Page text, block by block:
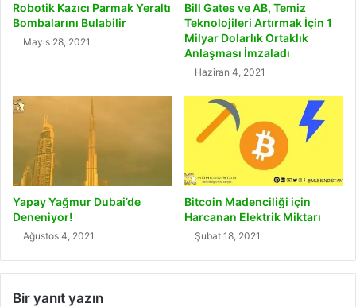
Robotik Kazıcı Parmak Yeraltı
Bombalarını Bulabilir
Mayıs 28, 2021
Bill Gates ve AB, Temiz
Teknolojileri Artırmak İçin 1
Milyar Dolarlık Ortaklık
Anlaşması İmzaladı
Haziran 4, 2021
Yapay Yağmur Dubai’de
Deneniyor!
Ağustos 4, 2021
Bitcoin Madenciliği için
Harcanan Elektrik Miktarı
Şubat 18, 2021
Bir yanıt yazın